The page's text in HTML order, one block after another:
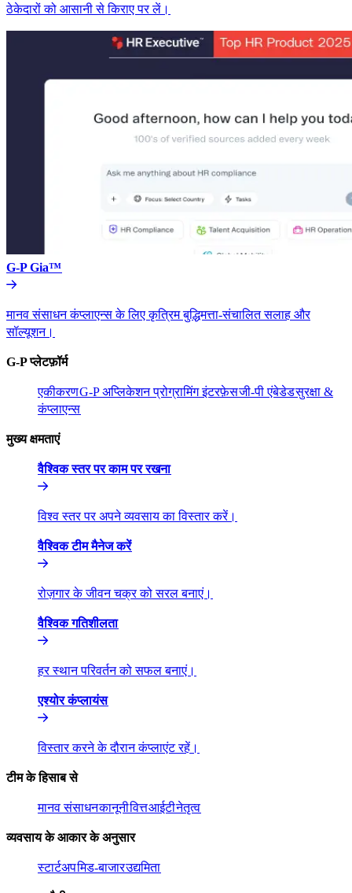
ठेकेदारों को आसानी से किराए पर लें।​​
G-P Gia™​​
मानव संसाधन कंप्लाएन्स के लिए कृत्रिम बुद्धिमत्ता-संचालित सलाह और
सॉल्यूशन।​​
G-P प्लेटफ़ॉर्म​​
एकीकरण​​G-P अप्लिकेशन प्रोग्रामिंग इंटरफ़ेस​​जी-पी एंबेडेड​​सुरक्षा &
कंप्लाएन्स​​
मुख्य क्षमताएं​​
वैश्विक स्तर पर काम पर रखना​​
विश्व स्तर पर अपने व्यवसाय का विस्तार करें।​​
वैश्विक टीम मैनेज करें​​
रोज़गार के जीवन चक्र को सरल बनाएं।​​
वैश्विक गतिशीलता​​
हर स्थान परिवर्तन को सफल बनाएं।​​
एश्योर कंप्लायंस​​
विस्तार करने के दौरान कंप्लाएंट रहें।​​
टीम के हिसाब से​​
मानव संसाधन​​कानूनी​​वित्त​​आईटी​​नेतृत्व​​
व्यवसाय के आकार के अनुसार​​
स्टार्टअप​​मिड-बाजार​​उद्यमिता​​